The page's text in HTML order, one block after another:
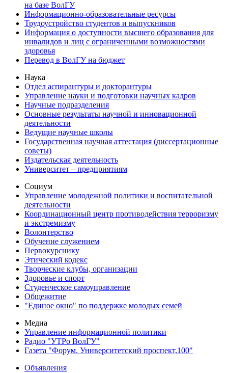
на базе ВолГУ
Информационно-образовательные ресурсы
Трудоустройство студентов и выпускников
Информация о доступности высшего образования для
инвалидов и лиц с ограниченными возможностями
здоровья
Перевод в ВолГУ на бюджет
Наука
Отдел аспирантуры и докторантуры
Управление науки и подготовки научных кадров
Научные подразделения
Основные результаты научной и инновационной
деятельности
Ведущие научные школы
Государственная научная аттестация (диссертационные
советы)
Издательская деятельность
Университет – предприятиям
Социум
Управление молодежной политики и воспитательной
деятельности
Координационный центр противодействия терроризму
и экстремизму
Волонтерство
Обучение служением
Первокурснику
Этический кодекс
Творческие клубы, организации
Здоровье и спорт
Студенческое самоуправление
Общежитие
"Единое окно" по поддержке молодых семей
Медиа
Управление информационной политики
Радио "УТРо ВолГУ"
Газета "Форум. Университетский проспект,100"
Объявления